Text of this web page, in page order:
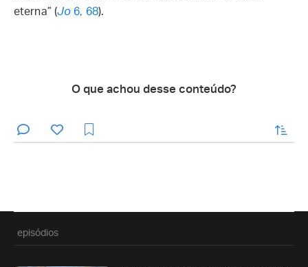
eterna” (Jo 6, 68).
O que achou desse conteúdo?
enviar
episódios